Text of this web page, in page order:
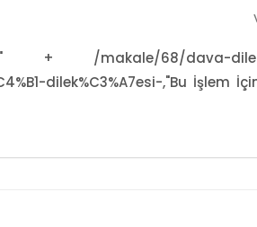
+ /makale/68/dava-
dilek%C3%A7esi-,"Bu İşlem